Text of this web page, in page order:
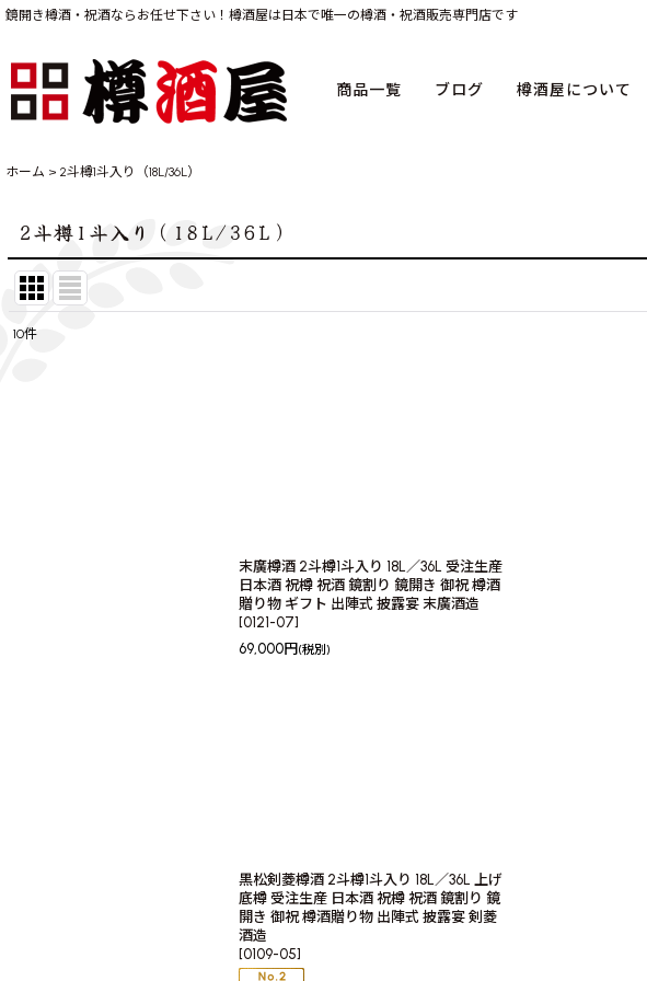
鏡開き樽酒・祝酒ならお任せ下さい！樽酒屋は日本で唯一の樽酒・祝酒販売専門店です
商品一覧 ブログ 樽酒屋について
ホーム > 2斗樽1斗入り（18L/36L）
2斗樽1斗入り（18L/36L）
10件
末廣樽酒 2斗樽1斗入り 18L／36L 受注生産
日本酒 祝樽 祝酒 鏡割り 鏡開き 御祝 樽酒
贈り物 ギフト 出陣式 披露宴 末廣酒造
[0121-07]
69,000円 (税別)
黒松剣菱樽酒 2斗樽1斗入り 18L／36L 上げ
底樽 受注生産 日本酒 祝樽 祝酒 鏡割り 鏡
開き 御祝 樽酒贈り物 出陣式 披露宴 剣菱
酒造
[0109-05]